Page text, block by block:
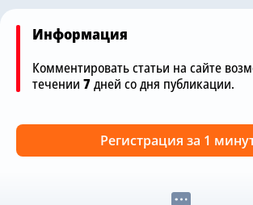
Информация
Комментировать статьи на сайте
течении 7дней со дня публикации.
Регистрация за 1